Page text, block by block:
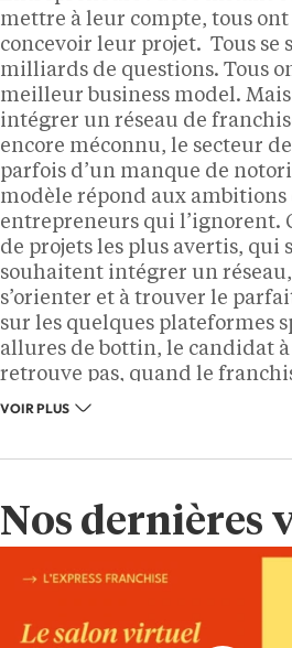
mettre à leur compte, tous ont
concevoir leur projet. Tous se
milliards de questions. Tous
meilleur business model.
intégrer un réseau de
encore méconnu, le secteur
parfois d’un manque de
modèle répond aux
entrepreneurs qui l’ignorent.
de projets les plus avertis, qui
souhaitent intégrer un
s’orienter et à trouver le
sur les quelques plateformes
allures de bottin, le candidat à
retrouve pas, quand le
à se démarquer.
sont mis en quête de superbes
mener avec eux une petite
l’expérience de la franchise.
l’aspect unique de chaque
des projecteurs et offrir à
VOIR PLUS
Nos dernières